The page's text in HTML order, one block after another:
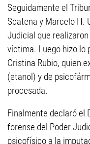
Seguidamente el
Scatena y Marcelo H.
Judicial que
víctima. Luego hizo lo
Cristina Rubio, quien
(etanol) y de
procesada.
Finalmente declaró el
forense del Poder
psicofísico a la